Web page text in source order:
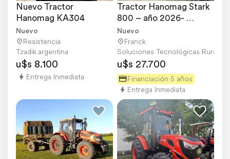
Nuevo Tractor
Hanomag KA304
Nuevo
Resistencia
Tzadik.argentina
u$s 8.100
Entrega Inmediata
Tractor Hanomag Stark
800 – año 2026-
Financiación Disp.
Nuevo
Franck
Soluciones Tecnológicas Rurales
u$s 27.700
Financiación 5 años
Entrega Inmediata